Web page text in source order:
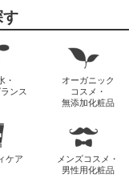
す
・
ンス
オーガニック
コスメ・
無添加化粧品
ケア
メンズコスメ・
男性用化粧品